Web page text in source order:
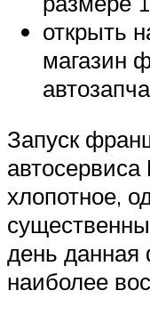
открыть
магазин
Запуск
хлопотное,
день данная
наиболее